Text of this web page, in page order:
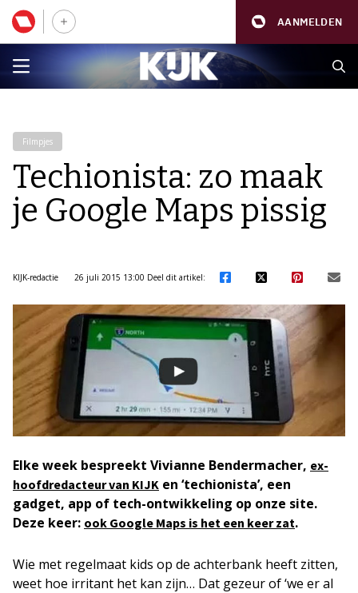
AANMELDEN
Filmpjes
Techionista: zo maak
je Google Maps pissig
KIJK-redactie 26 juli 2015 13:00 Deel dit artikel:
Elke week bespreekt Vivianne Bendermacher, ex-
hoofdredacteur van KIJK en ‘techionista’, een
gadget, app of tech-ontwikkeling op onze site.
Deze keer: ook Google Maps is het een keer zat.
Wie met regelmaat kids op de achterbank heeft zitten,
weet hoe irritant het kan zijn… Dat gezeur of ‘we er al